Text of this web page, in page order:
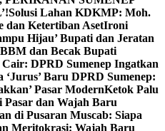
Solusi Lahan KDKMP: Moh.
dan Ketertiban AsetIroni
Hijau’ Bupati dan Jeratan
dan Becak Bupati
DPRD Sumenep Ingatkan
‘Jurus’ Baru DPRD Sumenep:
Pasar ModernKetok Palu
dan Wajah Baru
di Pusaran Muscab: Siapa
Meritokrasi: Wajah Baru